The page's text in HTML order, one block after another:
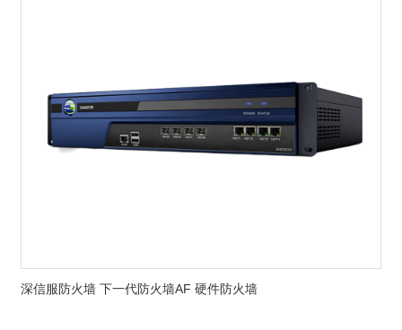
深信服防火墙 下一代防火墙AF 硬件防火墙